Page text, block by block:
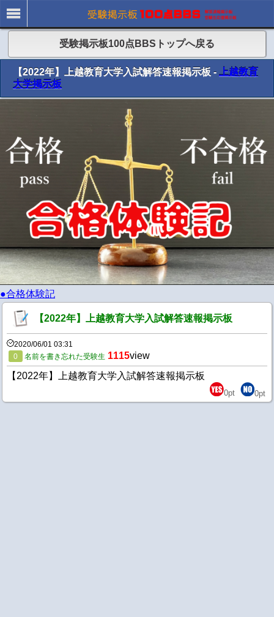
受験掲示板100点BBSトップへ戻る
【2022年】上越教育大学入試解答速報掲示板 - 上越教育
大学掲示板
●合格体験記
【2022年】上越教育大学入試解答速報掲示板
2020/06/01 03:31
0
名前を書き忘れた受験生 1115view
【2022年】上越教育大学入試解答速報掲示板
0pt 0pt